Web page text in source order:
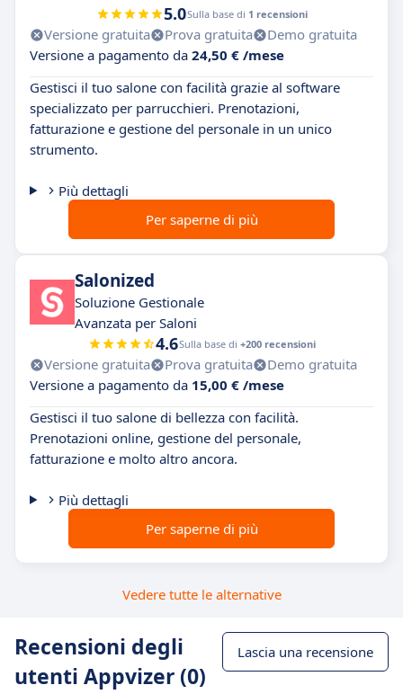
5.0Sulla base di 1 recensioni
Versione gratuita Prova gratuita
Demo gratuita
Versione a pagamento da 24,50 € /mese
Gestisci il tuo salone con facilità grazie al software
specializzato per parrucchieri. Prenotazioni,
fatturazione e gestione del personale in un unico
strumento.
Più dettagli
Per saperne di più
Salonized
Soluzione Gestionale
Avanzata per Saloni
4.6Sulla base di +200 recensioni
Versione gratuita Prova gratuita
Demo gratuita
Versione a pagamento da 15,00 € /mese
Gestisci il tuo salone di bellezza con facilità.
Prenotazioni online, gestione del personale,
fatturazione e molto altro ancora.
Più dettagli
Per saperne di più
Vedere tutte le alternative
Recensioni degli
utenti Appvizer (0)
Lascia una recensione